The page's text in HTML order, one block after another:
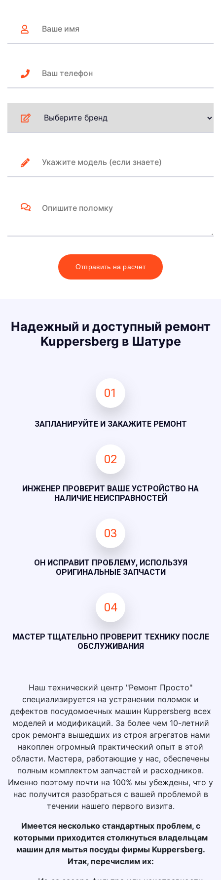
Отправить на расчет
Надежный и доступный ремонт
Kuppersberg в Шатуре
01
ЗАПЛАНИРУЙТЕ И ЗАКАЖИТЕ РЕМОНТ
02
ИНЖЕНЕР ПРОВЕРИТ ВАШЕ УСТРОЙСТВО НА
НАЛИЧИЕ НЕИСПРАВНОСТЕЙ
03
ОН ИСПРАВИТ ПРОБЛЕМУ, ИСПОЛЬЗУЯ
ОРИГИНАЛЬНЫЕ ЗАПЧАСТИ
04
МАСТЕР ТЩАТЕЛЬНО ПРОВЕРИТ ТЕХНИКУ ПОСЛЕ
ОБСЛУЖИВАНИЯ
Наш технический центр "Ремонт Просто"
специализируется на устранении поломок и
дефектов посудомоечных машин Kuppersberg всех
моделей и модификаций. За более чем 10-летний
срок ремонта вышедших из строя агрегатов нами
накоплен огромный практический опыт в этой
области. Мастера, работающие у нас, обеспечены
полным комплектом запчастей и расходников.
Именно поэтому почти на 100% мы убеждены, что у
нас получится разобраться с вашей проблемой в
течении нашего первого визита.
Имеется несколько стандартных проблем, с
которыми приходится столкнуться владельцам
машин для мытья посуды фирмы Kuppersberg.
Итак, перечислим их: